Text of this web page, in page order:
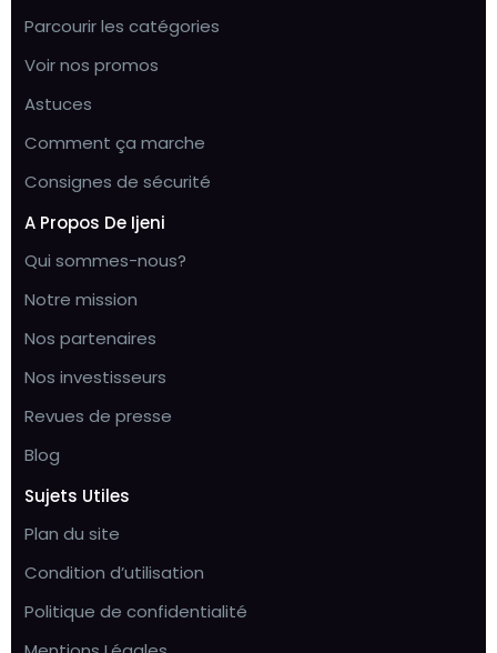
Parcourir les catégories
Voir nos promos
Astuces
Comment ça marche
Consignes de sécurité
A Propos De Ijeni
Qui sommes-nous?
Notre mission
Nos partenaires
Nos investisseurs
Revues de presse
Blog
Sujets Utiles
Plan du site
Condition d’utilisation
Politique de confidentialité